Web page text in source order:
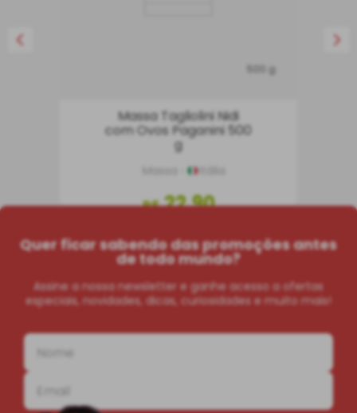
500 g
Massa Tagliolini Nidi
com Ovos Paganini 500
g
R$ 22,90
COMPRAR
Quer ficar sabendo das promoções antes
de todo mundo?
Assine a nossa newsletter e ganhe acesso a ofertas
especiais, novidades, dicas, curiosidades e muito mais!